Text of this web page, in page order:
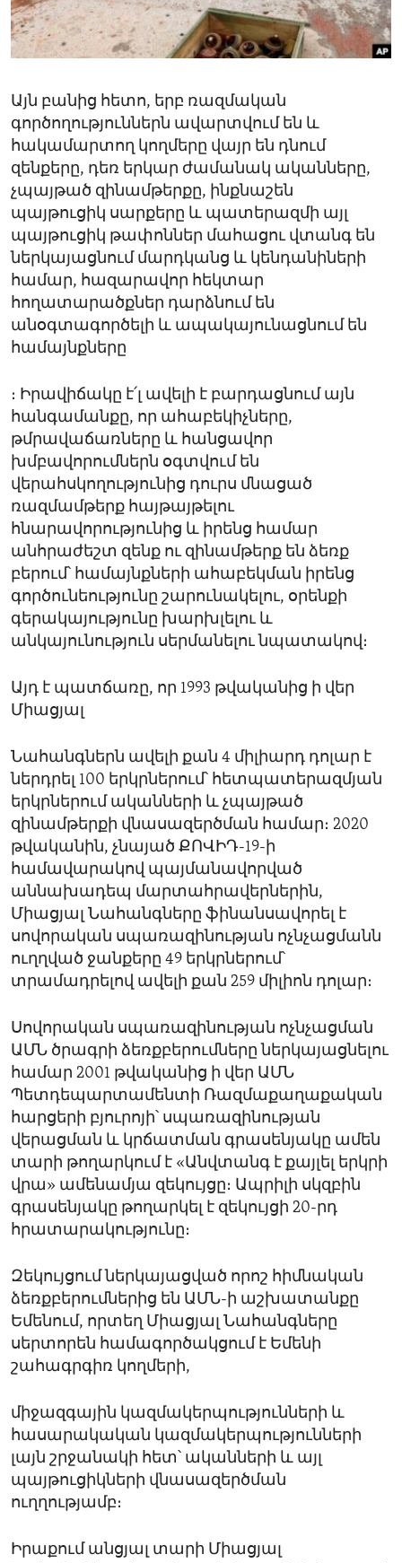
ENVIRONMENT AND HEALTH
IDEALS AND INSTITUTIONS
Այն բանից հետո, երբ ռազմական
գործողություններն ավարտվում են և
հակամարտող կողմերը վայր են դնում
զենքերը, դեռ երկար ժամանակ ականները,
չպայթած զինամթերքը, ինքնաշեն
պայթուցիկ սարքերը և պատերազմի այլ
պայթուցիկ թափոններ մահացու վտանգ են
ներկայացնում մարդկանց և կենդանիների
համար, հազարավոր հեկտար
հողատարածքներ դարձնում են
անօգտագործելի և ապակայունացնում են
համայնքները
։ Իրավիճակը է՛լ ավելի է բարդացնում այն
հանգամանքը, որ ահաբեկիչները,
թմրավաճառները և հանցավոր
խմբավորումներն օգտվում են
վերահսկողությունից դուրս մնացած
ռազմամթերք հայթայթելու
հնարավորությունից և իրենց համար
անհրաժեշտ զենք ու զինամթերք են ձեռք
բերում՝ համայնքների ահաբեկման իրենց
գործունեությունը շարունակելու, օրենքի
գերակայությունը խարխլելու և
անկայունություն սերմանելու նպատակով։
Այդ է պատճառը, որ 1993 թվականից ի վեր
Միացյալ
Նահանգներն ավելի քան 4 միլիարդ դոլար է
ներդրել 100 երկրներում՝ հետպատերազմյան
երկրներում ականների և չպայթած
զինամթերքի վնասազերծման համար։ 2020
թվականին, չնայած ՔՈՎԻԴ-19-ի
համավարակով պայմանավորված
աննախադեպ մարտահրավերներին,
Միացյալ Նահանգները ֆինանսավորել է
սովորական սպառազինության ոչնչացմանն
ուղղված ջանքերը 49 երկրներում՝
տրամադրելով ավելի քան 259 միլիոն դոլար։
Սովորական սպառազինության ոչնչացման
ԱՄՆ ծրագրի ձեռքբերումները ներկայացնելու
համար 2001 թվականից ի վեր ԱՄՆ
Պետդեպարտամենտի Ռազմաքաղաքական
հարցերի բյուրոյի՝ սպառազինության
վերացման և կրճատման գրասենյակը ամեն
տարի թողարկում է «Անվտանգ է քայլել երկրի
վրա» ամենամյա զեկույցը։ Ապրիլի սկզբին
գրասենյակը թողարկել է զեկույցի 20-րդ
հրատարակությունը։
Զեկույցում ներկայացված որոշ հիմնական
ձեռքբերումներից են ԱՄՆ-ի աշխատանքը
Եմենում, որտեղ Միացյալ Նահանգները
սերտորեն համագործակցում է Եմենի
շահագրգիռ կողմերի,
միջազգային կազմակերպությունների և
հասարակական կազմակերպությունների
լայն շրջանակի հետ՝ ականների և այլ
պայթուցիկների վնասազերծման
ուղղությամբ։
Իրաքում անցյալ տարի Միացյալ